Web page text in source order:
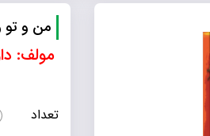
من و تو
مولف:
تعداد